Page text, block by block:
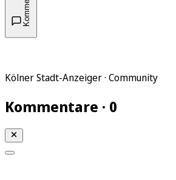
Kölner Stadt-Anzeiger · Community
Kommentare · 0